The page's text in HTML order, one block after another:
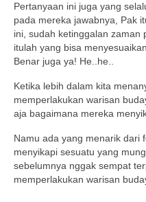
Pertanyaan ini juga yang
pada mereka jawabnya, Pak
ini, sudah ketinggalan zaman
itulah yang bisa
Benar juga ya! He..he..
Ketika lebih dalam kita
memperlakukan warisan
aja bagaimana mereka
Namu ada yang menarik dari
menyikapi sesuatu yang
sebelumnya nggak sempat
memperlakukan warisan